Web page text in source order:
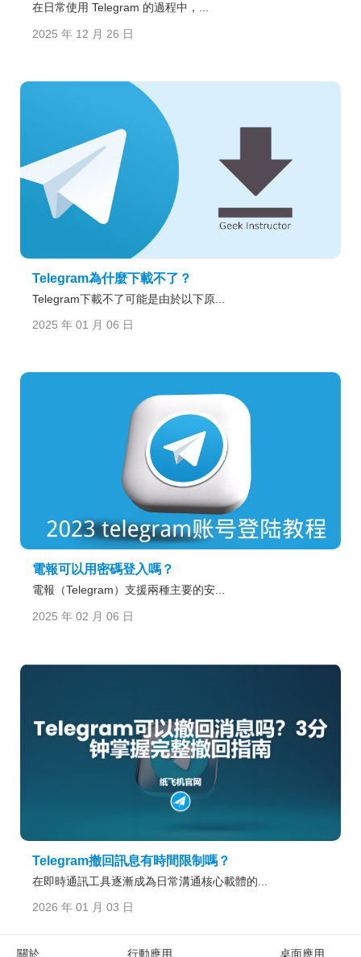
在日常使用 Telegram 的過程中，...
2025 年 12 月 26 日
Telegram為什麼下載不了？
Telegram下載不了可能是由於以下原...
2025 年 01 月 06 日
電報可以用密碼登入嗎？
電報（Telegram）支援兩種主要的安...
2025 年 02 月 06 日
Telegram撤回訊息有時間限制嗎？
在即時通訊工具逐漸成為日常溝通核心載體的...
2026 年 01 月 03 日
關於 行動應用 桌面應用